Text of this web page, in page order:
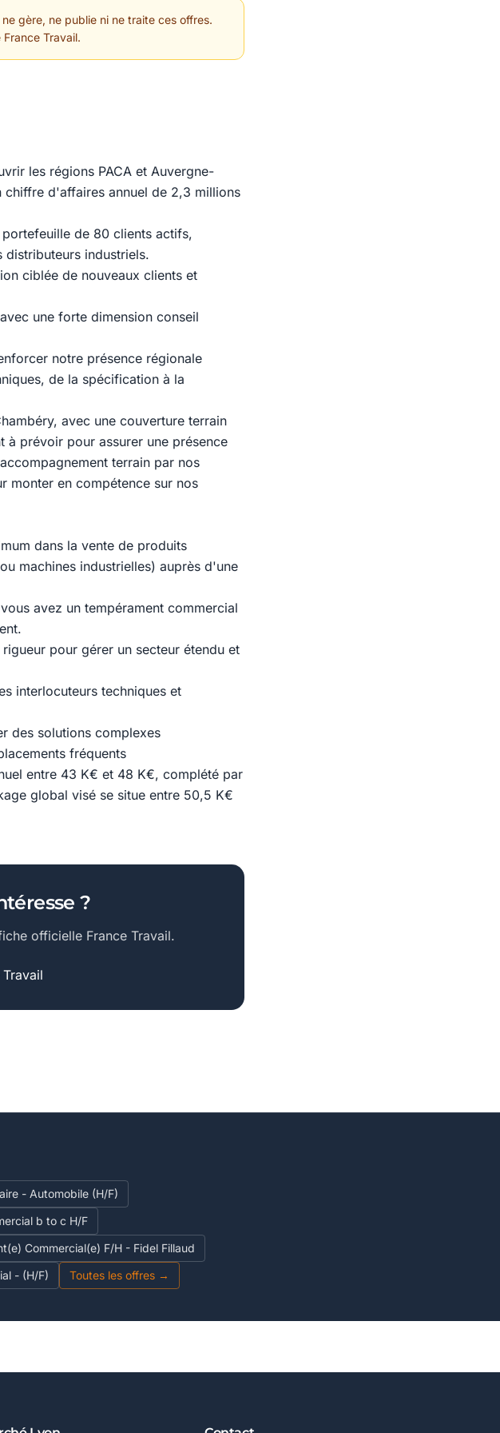
ne gère, ne publie ni ne traite ces offres.
Travail.
les régions PACA et Auvergne-
chiffre d'affaires annuel de 2,3 millions
de 80 clients actifs,
distributeurs industriels.
ciblée de nouveaux clients et
une forte dimension conseil
notre présence régionale
de la spécification à la
avec une couverture terrain
à prévoir pour assurer une présence
terrain par nos
monter en compétence sur nos
dans la vente de produits
machines industrielles) auprès d'une
avez un tempérament commercial
pour gérer un secteur étendu et
interlocuteurs techniques et
des solutions complexes
fréquents
entre 43 K€ et 48 K€, complété par
global visé se situe entre 50,5 K€
?
officielle France Travail.
- Automobile (H/F)
b to c H/F
Commercial(e) F/H - Fidel Fillaud
- (H/F) Toutes les offres →